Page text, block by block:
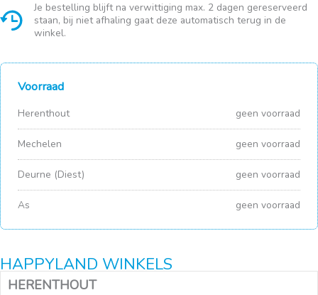
Je bestelling blijft na verwittiging max. 2 dagen gereserveerd
staan, bij niet afhaling gaat deze automatisch terug in de
winkel.
Voorraad
Herenthout geen voorraad
Mechelen geen voorraad
Deurne (Diest) geen voorraad
As geen voorraad
HAPPYLAND WINKELS
HERENTHOUT